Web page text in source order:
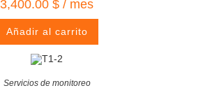
3,400.00 $ / mes
Añadir al carrito
Servicios de monitoreo